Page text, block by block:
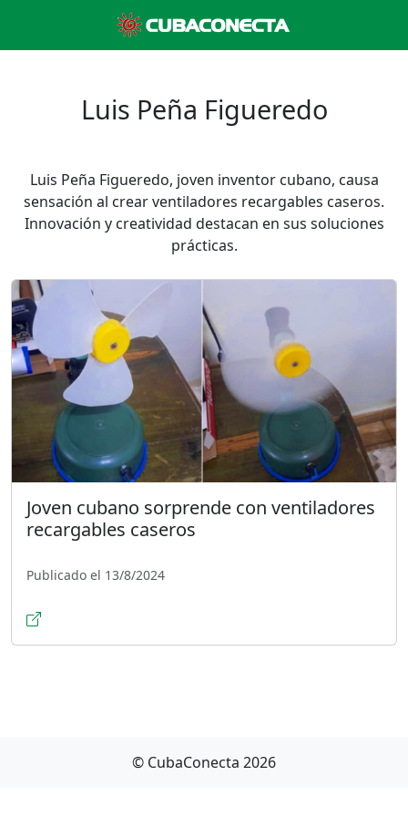
Luis Peña Figueredo
Luis Peña Figueredo, joven inventor cubano, causa
sensación al crear ventiladores recargables caseros.
Innovación y creatividad destacan en sus soluciones
prácticas.
Joven cubano sorprende con ventiladores
recargables caseros
Publicado el 13/8/2024
© CubaConecta 2026